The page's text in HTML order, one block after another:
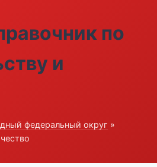
по
и
федеральный округ »